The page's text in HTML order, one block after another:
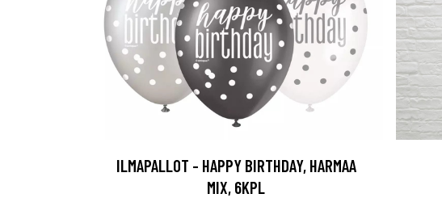
ILMAPALLOT - HAPPY BIRTHDAY, HARMAA
MIX, 6KPL